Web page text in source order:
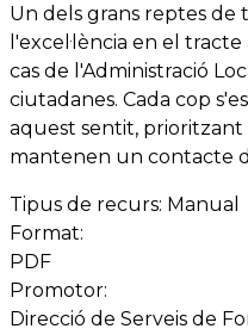
Un dels grans reptes de
l'excel·lència en el
cas de l'Administració
ciutadanes. Cada cop
aquest sentit,
mantenen un contacte
Tipus de recurs: Manual
Format:
PDF
Promotor:
Direcció de Serveis de